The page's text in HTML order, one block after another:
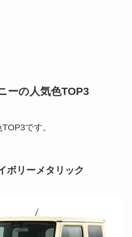
ーの人気色TOP3
です。
ボリーメタリック